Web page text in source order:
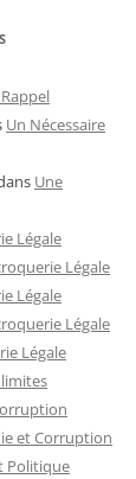
Un Nécessaire
Une
Légale
Légale
Légale
Légale
Légale
et Corruption
Politique